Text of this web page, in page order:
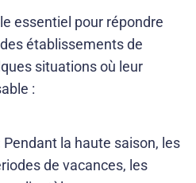
essentiel pour répondre
établissements de
situations où leur
:
Pendant la haute saison, les
de vacances, les